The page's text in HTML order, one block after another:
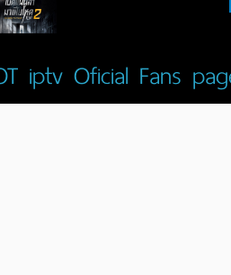
iptv Oficial Fans